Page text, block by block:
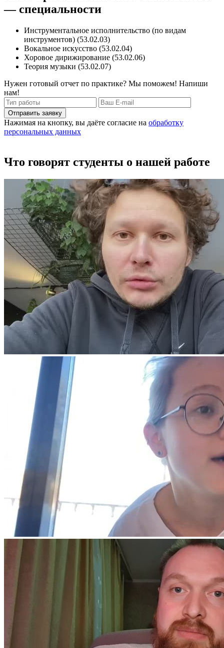
— специальности
Инструментальное исполнительство (по видам
инструментов) (53.02.03)
Вокальное искусство (53.02.04)
Хоровое дирижирование (53.02.06)
Теория музыки (53.02.07)
Нужен готовый отчет по практике? Мы поможем! Напиши
нам!
Отправить заявку
Нажимая на кнопку, вы даёте согласие на обработку
персональных данных
Что говорят студенты о нашей работе